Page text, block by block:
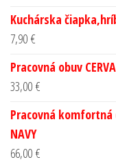
Kuchárska
7,90 €
Pracovná obuv
33,00 €
Pracovná komfortná
NAVY
66,00 €